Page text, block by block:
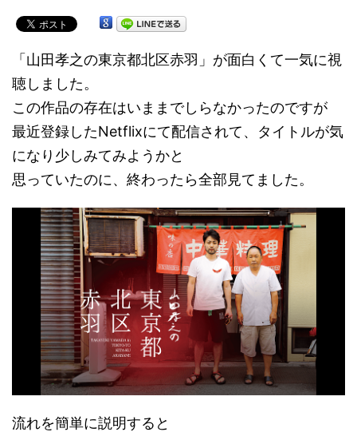
「山田孝之の東京都北区赤羽」が面白くて一気に視
聴しました。
この作品の存在はいままでしらなかったのですが
最近登録したNetflixにて配信されて、タイトルが気
になり少しみてみようかと
思っていたのに、終わったら全部見てました。
流れを簡単に説明すると